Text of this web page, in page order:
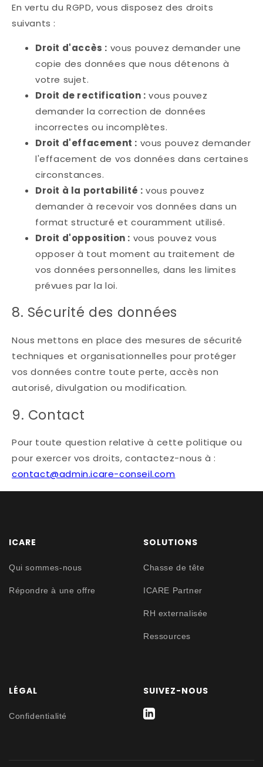
En vertu du RGPD, vous disposez des droits
suivants :
Droit d'accès : vous pouvez demander une
copie des données que nous détenons à
votre sujet.
Droit de rectification : vous pouvez
demander la correction de données
incorrectes ou incomplètes.
Droit d'effacement : vous pouvez demander
l'effacement de vos données dans certaines
circonstances.
Droit à la portabilité : vous pouvez
demander à recevoir vos données dans un
format structuré et couramment utilisé.
Droit d'opposition : vous pouvez vous
opposer à tout moment au traitement de
vos données personnelles, dans les limites
prévues par la loi.
8. Sécurité des données
Nous mettons en place des mesures de sécurité
techniques et organisationnelles pour protéger
vos données contre toute perte, accès non
autorisé, divulgation ou modification.
9. Contact
Pour toute question relative à cette politique ou
pour exercer vos droits, contactez-nous à :
contact@admin.icare-conseil.com
ICARE
Qui sommes-nous
Répondre à une offre
SOLUTIONS
Chasse de tête
ICARE Partner
RH externalisée
Ressources
LÉGAL
Confidentialité
SUIVEZ-NOUS